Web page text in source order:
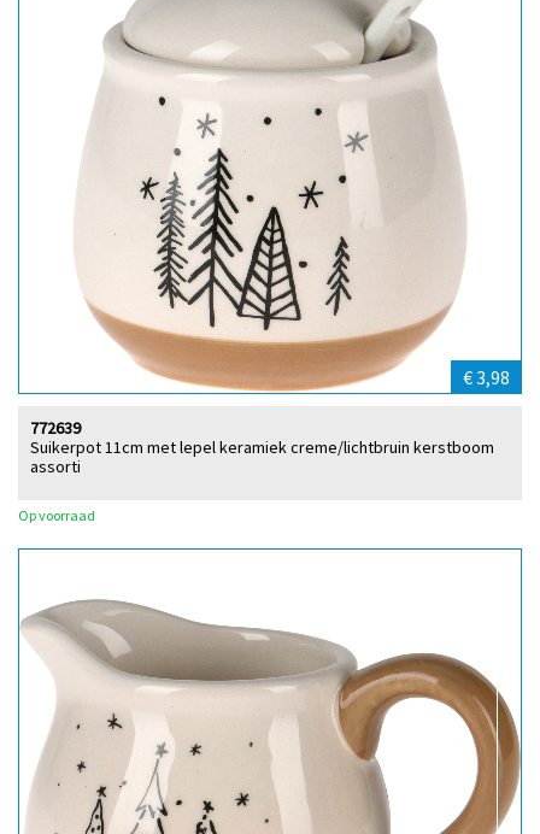
€ 3,98
Suikerpot 11cm met lepel keramiek creme/lichtbruin kerstboom
assorti
772639
Op voorraad